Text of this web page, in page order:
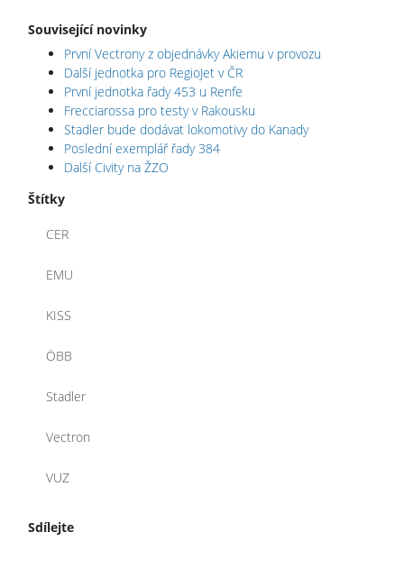
Související novinky
První Vectrony z objednávky Akiemu v provozu
Další jednotka pro RegioJet v ČR
První jednotka řady 453 u Renfe
Frecciarossa pro testy v Rakousku
Stadler bude dodávat lokomotivy do Kanady
Poslední exemplář řady 384
Další Civity na ŽZO
Štítky
CER
EMU
KISS
ÖBB
Stadler
Vectron
VUZ
Sdílejte